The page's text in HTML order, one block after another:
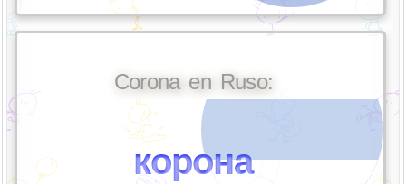
Corona en Ruso:
корона